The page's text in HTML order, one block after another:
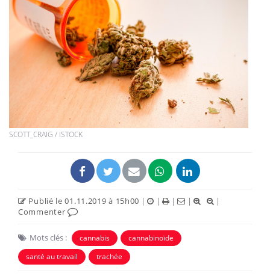
SCOTT_CRAIG / ISTOCK
Publié le 01.11.2019 à 15h00 | | | |
|
Commenter
Mots clés : cannabis
cannabinoïde
santé au travail
trachée